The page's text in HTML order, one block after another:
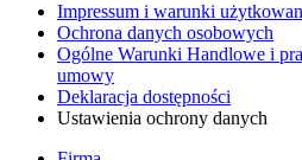
Impressum i warunki
Ochrona danych osobowych
Ogólne Warunki Handlowe i
umowy
Deklaracja dostępności
Ustawienia ochrony danych